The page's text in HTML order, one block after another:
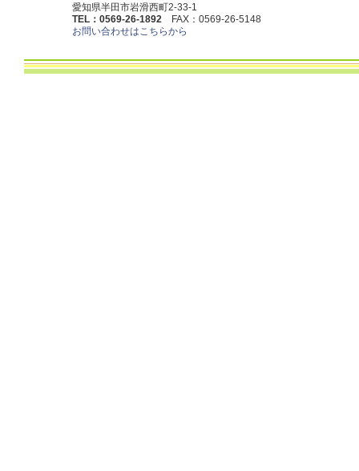
愛知県半田市岩滑西町2-33-1
TEL：0569-26-1892 FAX：0569-26-5148
お問い合わせはこちらから